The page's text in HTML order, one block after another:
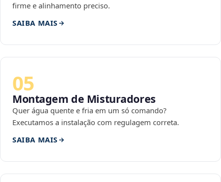
firme e alinhamento preciso.
SAIBA MAIS
05
Montagem de Misturadores
Quer água quente e fria em um só comando?
Executamos a instalação com regulagem correta.
SAIBA MAIS